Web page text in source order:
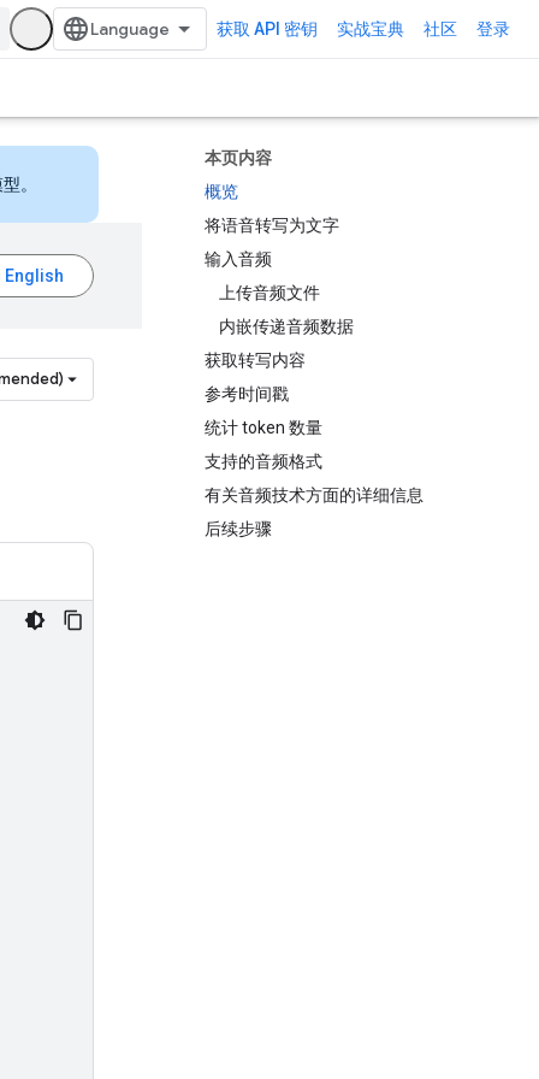
获取 API 密钥 实战宝典 社区 登录
本页内容
概览
将语音转写为文字
输入音频
上传音频文件
内嵌传递音频数据
获取转写内容
参考时间戳
统计 token 数量
支持的音频格式
有关音频技术方面的详细信息
后续步骤
。